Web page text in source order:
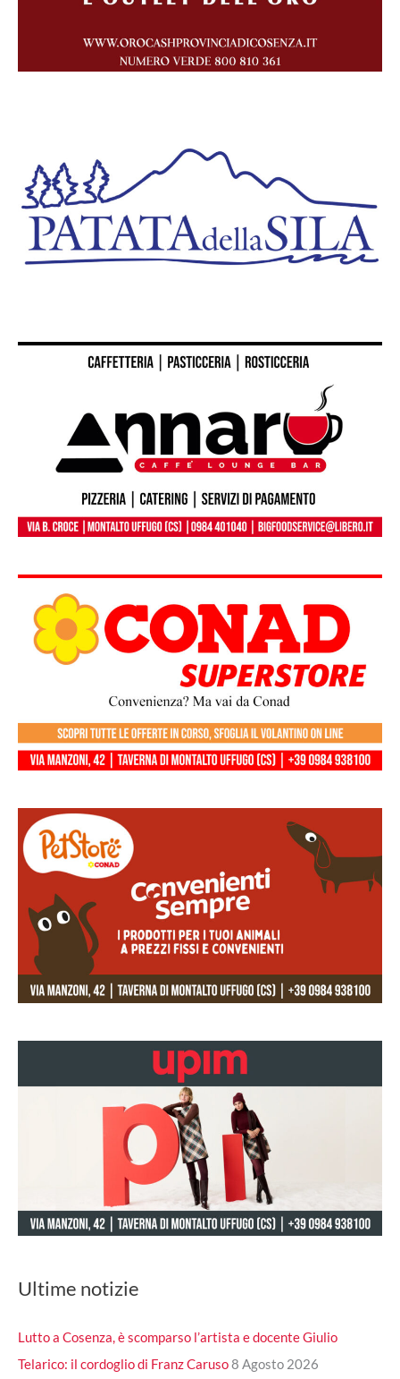
Ultime notizie
Lutto a Cosenza, è scomparso l’artista e docente Giulio
Telarico: il cordoglio di Franz Caruso8 Agosto 2026